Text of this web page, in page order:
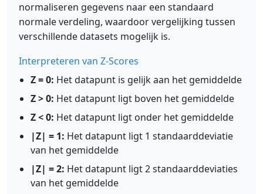
normaliseren gegevens naar een standaard
normale verdeling, waardoor vergelijking tussen
verschillende datasets mogelijk is.
Interpreteren van Z-Scores
Z = 0: Het datapunt is gelijk aan het gemiddelde
Z > 0: Het datapunt ligt boven het gemiddelde
Z < 0: Het datapunt ligt onder het gemiddelde
|Z| = 1: Het datapunt ligt 1 standaarddeviatie
van het gemiddelde
|Z| = 2: Het datapunt ligt 2 standaarddeviaties
van het gemiddelde